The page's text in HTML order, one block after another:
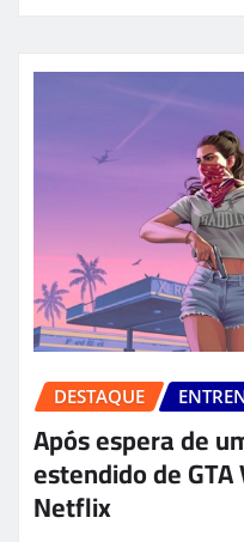
DESTAQUE
Após espera de
estendido de
Netflix